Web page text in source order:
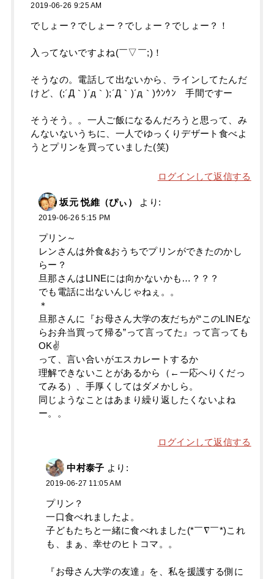
2019-06-26 9:25 AM
でしょー？でしょー？でしょー？でしょー？！
入ってないですよね(￣▽￣;)！
そうなの。電話して出ないから、ラインしてたんだ
けど、(;´Д｀)´д｀);´Д｀)´д｀)ｳﾝｳﾝ 手間ですー
そうそう。。一人ご飯になるんだろうと思って、み
んないないうちに、一人でゆっくりデザート食べよ
うとプリンを買っていました(笑)
ログインして返信する
坂元 悦維（ぴぃ） より:
2019-06-26 5:15 PM
プリン～
レンさんは外食&おうちでプリンができたのかし
らー？
旦那さんはLINEには向かないかも…？？？
でも電話に出ないんじゃねぇ。。
＊
旦那さんに『お母さん大学の友だちが“このLINEな
らお弁当買って帰る”って言ってた』って言っても
OK✌️
って、言い合いがエスカレートするか
理解できないことがあるから（←一応へりくだっ
てみる）、手厚くしてはダメかしら。
同じようなことはあまり繰り返したくないよね
ー。。
ログインして返信する
中村泰子 より:
2019-06-27 11:05 AM
プリン？
一口食べれましたよ。
子どもたちと一緒に食べれました(*￣∇￣*)これ
も、まぁ、幸せのヒトコマ。。
『お母さん大学の友達』を、私を援護する側に